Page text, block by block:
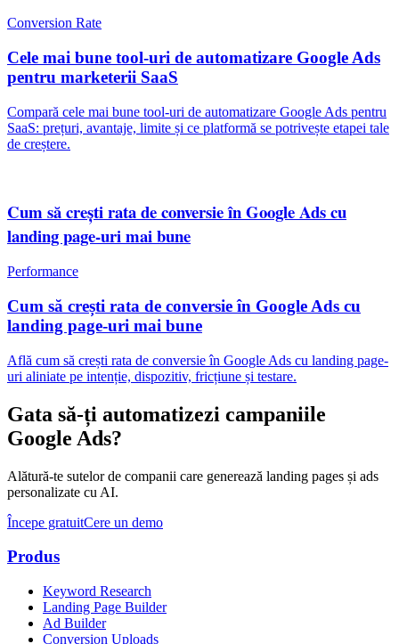
Conversion Rate
Cele mai bune tool-uri de automatizare Google Ads
pentru marketerii SaaS
Compară cele mai bune tool-uri de automatizare Google Ads pentru
SaaS: prețuri, avantaje, limite și ce platformă se potrivește etapei tale
de creștere.
Cum să crești rata de conversie în Google Ads cu
landing page-uri mai bune
Performance
Cum să crești rata de conversie în Google Ads cu
landing page-uri mai bune
Află cum să crești rata de conversie în Google Ads cu landing page-
uri aliniate pe intenție, dispozitiv, fricțiune și testare.
Gata să-ți automatizezi campaniile
Google Ads?
Alătură-te sutelor de companii care generează landing pages și ads
personalizate cu AI.
Începe gratuitCere un demo
Produs
Keyword Research
Landing Page Builder
Ad Builder
Conversion Uploads